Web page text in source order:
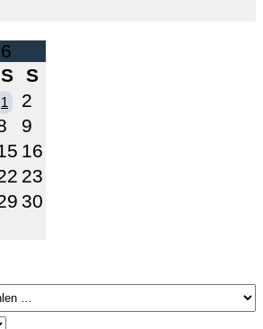
S S
1 2
9
16
23
30